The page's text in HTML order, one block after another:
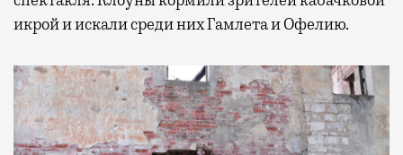
икрой и искали среди них Гамлета и Офелию.